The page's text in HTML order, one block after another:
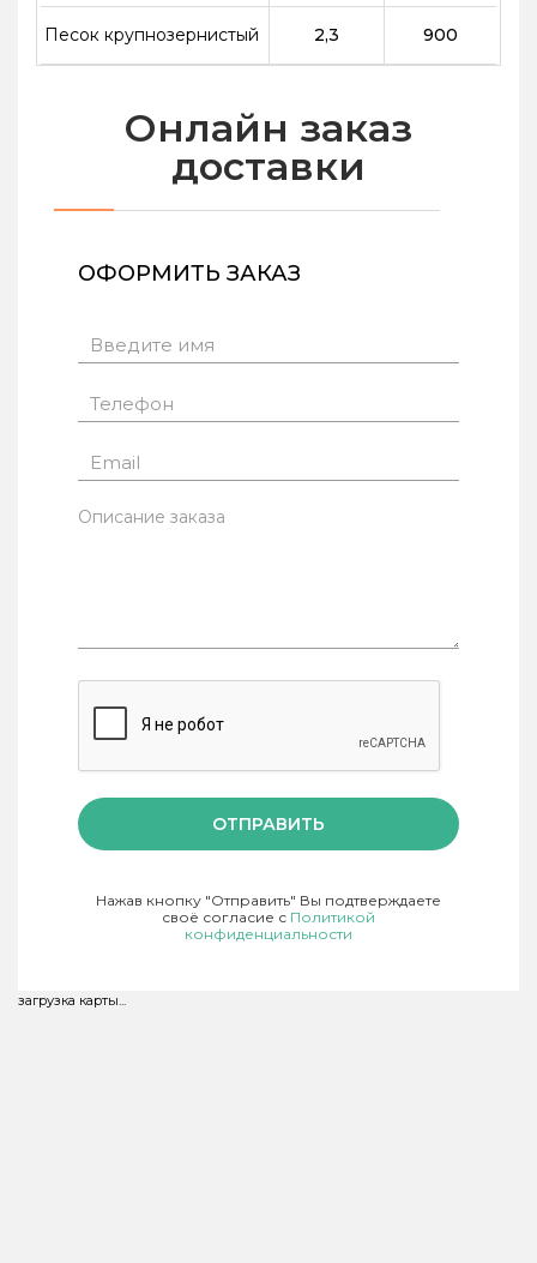
Песок крупнозернистый 2,3 900
Онлайн заказ
доставки
ОФОРМИТЬ ЗАКАЗ
ОТПРАВИТЬ
Нажав кнопку "Отправить" Вы подтверждаете
своё согласие с Политикой
конфиденциальности
загрузка карты...